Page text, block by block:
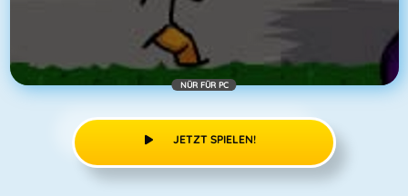
NÜR FÜR PC
JETZT SPIELEN!